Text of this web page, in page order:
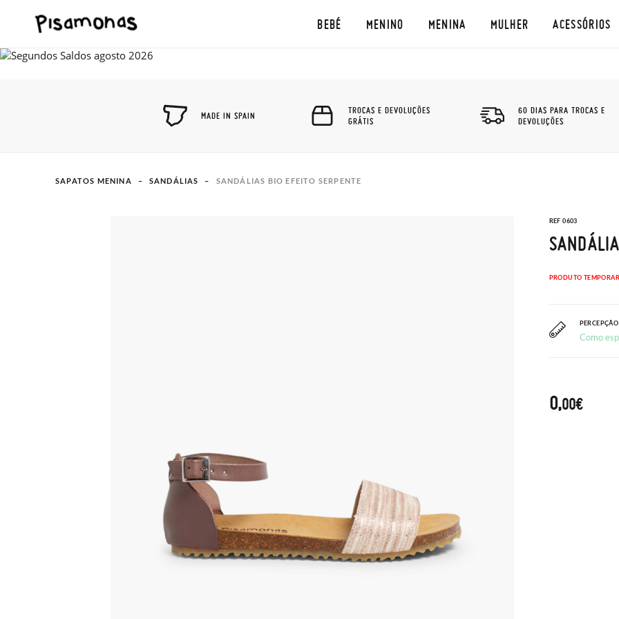
BEBÉ MENINO MENINA MULHER ACESSÓRIOS
MADE IN SPAIN
TROCAS E DEVOLUÇÕES
GRÁTIS
60 DIAS PARA TROCAS E
DEVOLUÇÕES
SAPATOS MENINA SANDÁLIAS SANDÁLIAS BIO EFEITO SERPENTE
REF 0603
PRODUTO
Como
0,00€